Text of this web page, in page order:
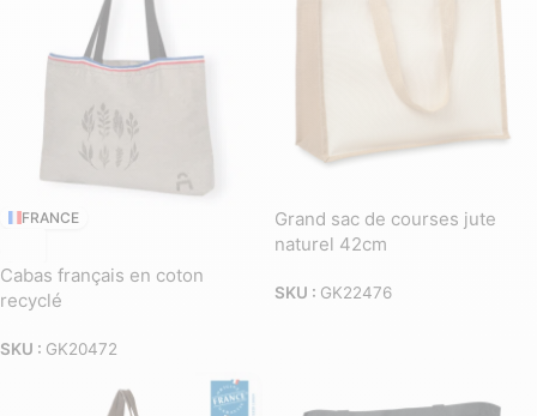
FRANCE
Cabas français en coton
recyclé
SKU : GK20472
Grand sac de courses jute
naturel 42cm
SKU : GK22476